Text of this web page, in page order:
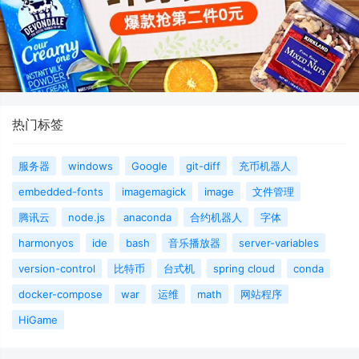
热门标签
服务器 windows Google git-diff
充币机器人
embedded-fonts
imagemagick image
文件管理
腾讯云
node.js anaconda 合约机器人
字体
harmonyos
ide bash 音乐播放器
server-variables
version-control
比特币 台式机 spring cloud
conda
docker-compose
war 运维 math
网站程序
HiGame